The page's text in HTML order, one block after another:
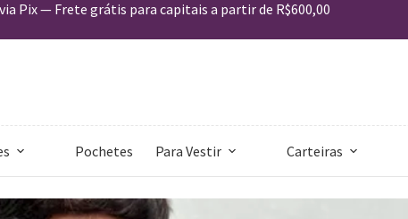
Pix — Frete grátis para capitais a partir de R$600,00
Pochetes Para Vestir Carteiras